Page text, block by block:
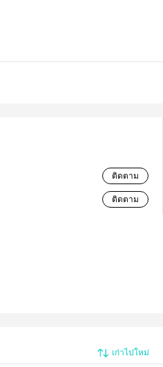
ติดตาม
ติดตาม
เก่าไปใหม่